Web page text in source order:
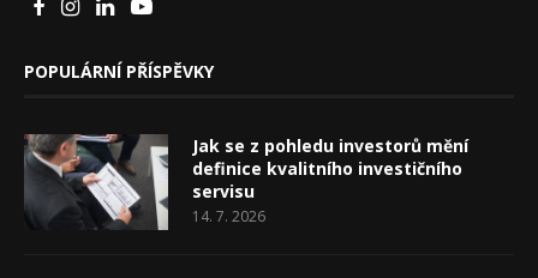
POPULÁRNÍ PŘÍSPĚVKY
Jak se z pohledu investorů mění
definice kvalitního investičního
servisu
14. 7. 2026